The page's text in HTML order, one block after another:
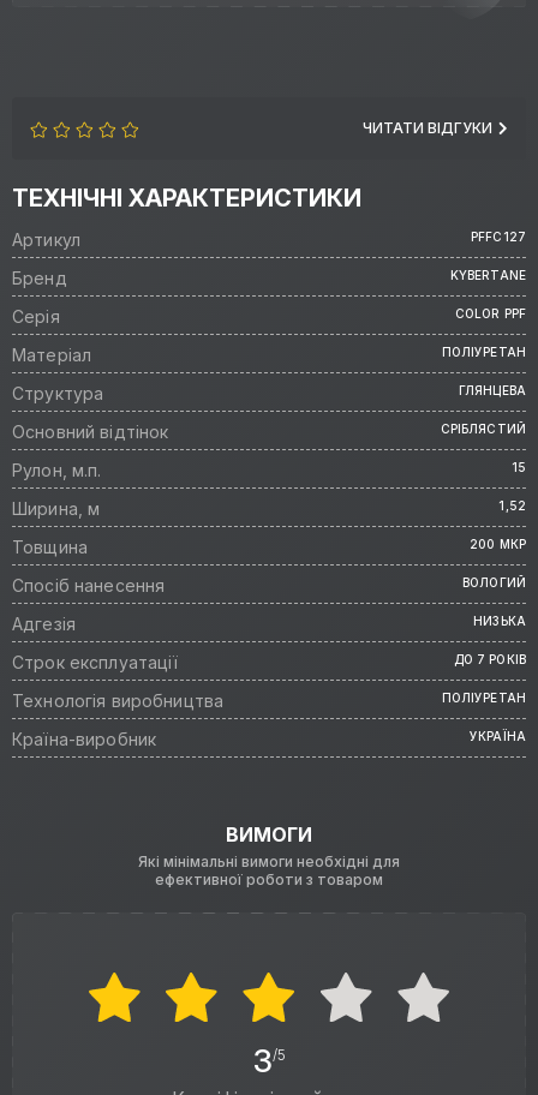
ЧИТАТИ ВІДГУКИ
ТЕХНІЧНІ ХАРАКТЕРИСТИКИ
Артикул PFFC127
Бренд KYBERTANE
Серія COLOR PPF
Матеріал ПОЛІУРЕТАН
Структура ГЛЯНЦЕВА
Основний відтінок СРІБЛЯСТИЙ
Рулон, м.п. 15
Ширина, м 1,52
Товщина 200 МКР
Спосіб нанесення ВОЛОГИЙ
Адгезія НИЗЬКА
Строк експлуатації ДО 7 РОКІВ
Технологія виробництва ПОЛІУРЕТАН
Країна-виробник УКРАЇНА
ВИМОГИ
Які мінімальні вимоги необхідні для
ефективної роботи з товаром
3/5